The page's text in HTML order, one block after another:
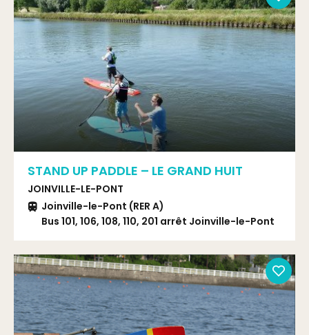
STAND UP PADDLE – LE GRAND HUIT
JOINVILLE-LE-PONT
Joinville-le-Pont (RER A)
Bus 101, 106, 108, 110, 201 arrêt Joinville-le-Pont